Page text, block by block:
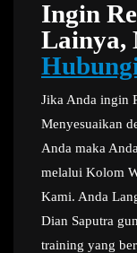
Ingin
Lainya,
Jika Anda ingin
Menyesuaikan
Anda maka
melalui Kolom
Kami. Anda
Dian Saputra
training yang